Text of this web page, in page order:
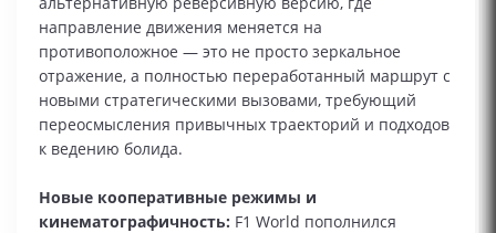
направление движения меняется на
противоположное — это не просто зеркальное
отражение, а полностью переработанный маршрут с
новыми стратегическими вызовами, требующий
переосмысления привычных траекторий и подходов
к ведению болида.
Новые кооперативные режимы и
кинематографичность: F1 World пополнился